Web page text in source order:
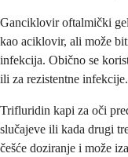
Ganciklovir oftalmički
kao aciklovir, ali može
infekcija. Obično se
ili za rezistentne infekcije.
Trifluridin kapi za oči
slučajeve ili kada drugi
češće doziranje i može